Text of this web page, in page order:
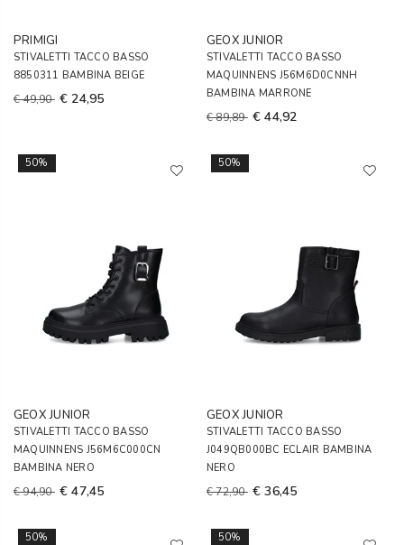
PRIMIGI
STIVALETTI TACCO BASSO
8850311 BAMBINA BEIGE
€ 49,90 € 24,95
GEOX JUNIOR
STIVALETTI TACCO BASSO
MAQUINNENS J56M6D0CNNH
BAMBINA MARRONE
€ 89,89 € 44,92
50%
GEOX JUNIOR
STIVALETTI TACCO BASSO
MAQUINNENS J56M6C000CN
BAMBINA NERO
€ 94,90 € 47,45
50%
GEOX JUNIOR
STIVALETTI TACCO BASSO
J049QB000BC ECLAIR BAMBINA
NERO
€ 72,90 € 36,45
50% 50%